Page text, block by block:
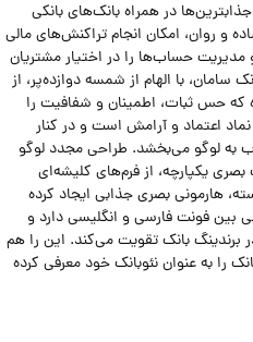
در همراه بانک‌های بانکی
روان، امکان انجام تراکنش‌های مالی
حساب‌ها را در اختیار مشتریان
با الهام از شمسه دوازده‌پر، از
ثبات، اطمینان و شفافیت را
اعتماد و آرامش است و در کنار
لوگو می‌بخشد. طراحی مجدد لوگو
بصری یکپارچه، از فرم‌های کلیشه‌ای
بصری جذابی ایجاد کرده
فونت فارسی و انگلیسی دارد و
بانک تقویت می‌کند. این را هم
به عنوان نئوبانک خود معرفی کرده